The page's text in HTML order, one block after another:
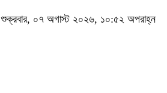
শুক্রবার, ০৭ অগাস্ট ২০২৬, ১০:৫২ অপরাহ্ন